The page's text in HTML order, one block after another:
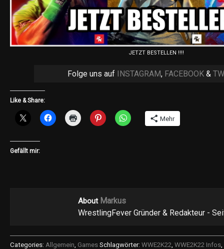
JETZT BESTELLEN !!!!
Folge uns auf INSTAGRAM, FACEBOOK&
Like & Share:
Mehr
Gefällt mir:
About Markus
WrestlingFever Gründer & Redakteur -
Categories: Allgemein Games Schlagwörter: WWE2K22 WWE2K22 Infos